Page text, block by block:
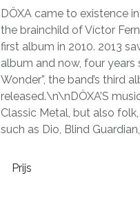
DÖXA came to existence
the brainchild of Víctor
first album in 2010. 2013
album and now, four years
Wonder”, the band’s third
released.\n\nDÖXA’S
Classic Metal, but also
such as Dio, Blind
Prijs